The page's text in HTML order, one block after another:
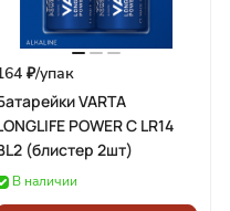
₽/упак
VARTA
POWER C LR14
(блистер 2шт)
В наличии